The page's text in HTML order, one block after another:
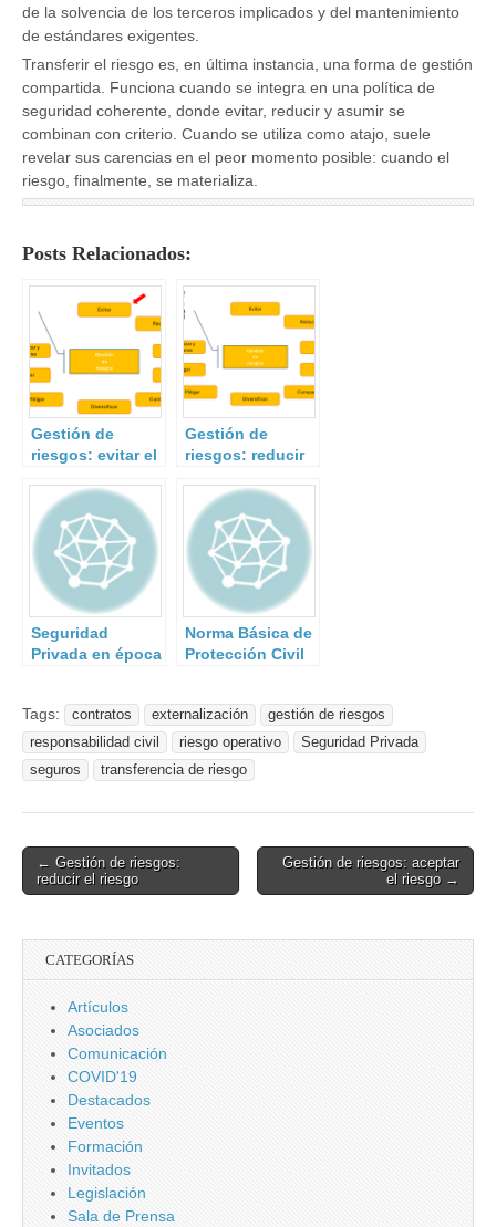
de la solvencia de los terceros implicados y del mantenimiento
de estándares exigentes.
Transferir el riesgo es, en última instancia, una forma de gestión
compartida. Funciona cuando se integra en una política de
seguridad coherente, donde evitar, reducir y asumir se
combinan con criterio. Cuando se utiliza como atajo, suele
revelar sus carencias en el peor momento posible: cuando el
riesgo, finalmente, se materializa.
Posts Relacionados:
Gestión de
riesgos: evitar el
Gestión de
riesgos: reducir
Seguridad
Privada en época
Norma Básica de
Protección Civil
Tags: contratos externalización
gestión de riesgos
responsabilidad civil
riesgo operativo
Seguridad Privada
seguros
transferencia de riesgo
Post
navigation
← Gestión de riesgos:
reducir el riesgo
Gestión de riesgos: aceptar
el riesgo →
CATEGORÍAS
Artículos
Asociados
Comunicación
COVID'19
Destacados
Eventos
Formación
Invitados
Legislación
Sala de Prensa